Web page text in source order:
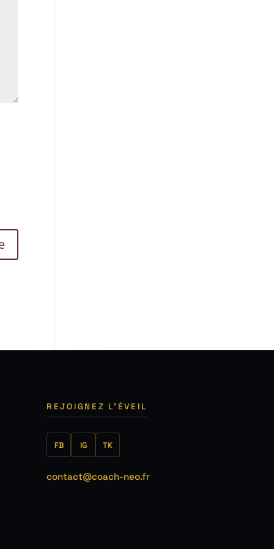
REJOIGNEZ L'ÉVEIL
FB IG TK
contact@coach-neo.fr